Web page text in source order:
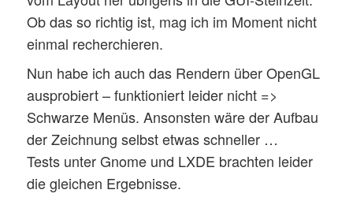
Ob das so richtig ist, mag ich im Moment nicht
einmal recherchieren.
Nun habe ich auch das Rendern über OpenGL
ausprobiert – funktioniert leider nicht =>
Schwarze Menüs. Ansonsten wäre der Aufbau
der Zeichnung selbst etwas schneller …
Tests unter Gnome und LXDE brachten leider
die gleichen Ergebnisse.